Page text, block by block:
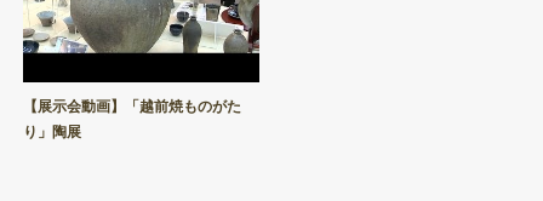
【展示会動画】「越前焼ものがた
り」陶展